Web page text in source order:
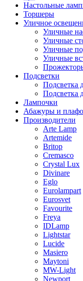
Настольные
Торшеры
Уличное
Уличные
Уличные
Уличные
Уличные
Подсветки
Подсветка
Подсветка
Лампочки
Абажуры и
Производители
Arte Lamp
Artemide
Britop
Cremasco
Crystal Lux
Divinare
Eglo
Eurolampart
Eurosvet
Favourite
Freya
IDLamp
Lightstar
Lucide
Masiero
Maytoni
MW-Light
Newport